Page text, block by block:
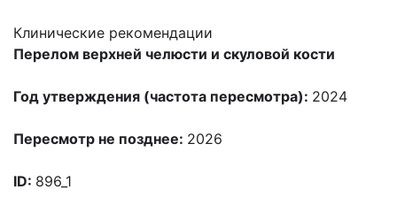
Клинические рекомендации
Перелом верхней челюсти и скуловой кости
Год утверждения (частота пересмотра): 2024
Пересмотр не позднее: 2026
ID: 896_1